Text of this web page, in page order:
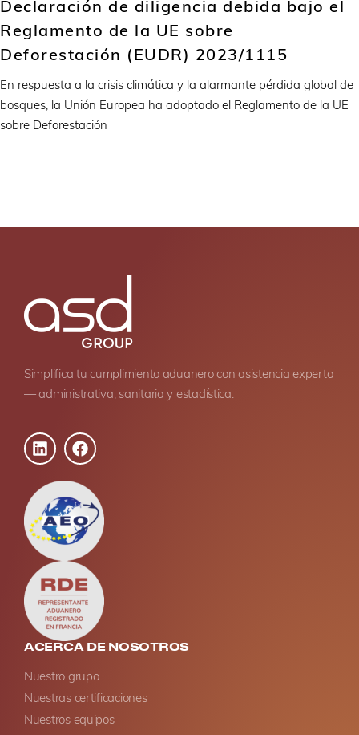
Declaración de diligencia debida bajo el
Reglamento de la UE sobre
Deforestación (EUDR) 2023/1115
En respuesta a la crisis climática y la alarmante pérdida global de
bosques, la Unión Europea ha adoptado el Reglamento de la UE
sobre Deforestación
Simplifica tu cumplimiento aduanero con asistencia experta
— administrativa, sanitaria y estadística.
ACERCA DE NOSOTROS
Nuestro grupo
Nuestras certificaciones
Nuestros equipos